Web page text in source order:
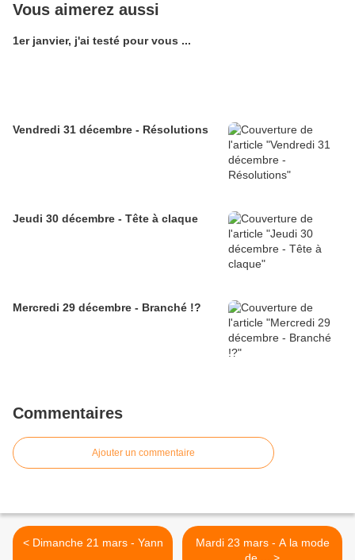
Vous aimerez aussi
1er janvier, j'ai testé pour vous ...
Vendredi 31 décembre - Résolutions
Jeudi 30 décembre - Tête à claque
Mercredi 29 décembre - Branché !?
Commentaires
Ajouter un commentaire
< Dimanche 21 mars - Yann
Mardi 23 mars - A la mode